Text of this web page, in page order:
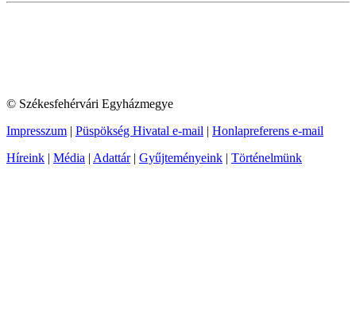
© Székesfehérvári Egyházmegye
Impresszum | Püspökség Hivatal e-mail | Honlapreferens e-mail
Híreink | Média | Adattár| Gyűjteményeink | Történelmünk